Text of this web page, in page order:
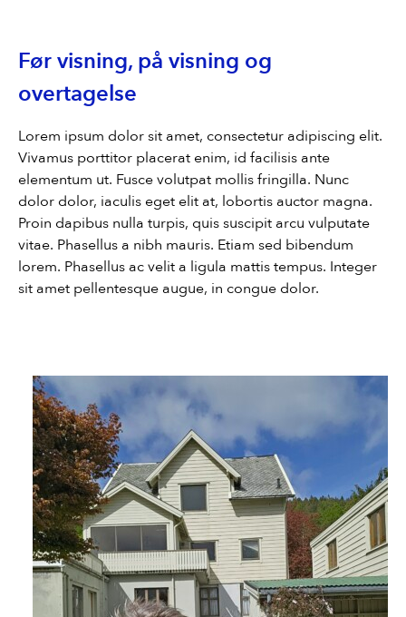
Før visning, på visning og
overtagelse
Lorem ipsum dolor sit amet, consectetur adipiscing elit.
Vivamus porttitor placerat enim, id facilisis ante
elementum ut. Fusce volutpat mollis fringilla. Nunc
dolor dolor, iaculis eget elit at, lobortis auctor magna.
Proin dapibus nulla turpis, quis suscipit arcu vulputate
vitae. Phasellus a nibh mauris. Etiam sed bibendum
lorem. Phasellus ac velit a ligula mattis tempus. Integer
sit amet pellentesque augue, in congue dolor.